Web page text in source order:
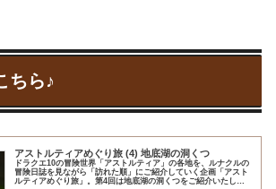
ちら♪
アストルティアめぐり旅 (4) 地底湖の洞くつ
ドラクエ10の冒険世界「アストルティア」の各地を、ルナクルの
冒険日誌を見ながら「訪れた順」にご紹介していく企画「アスト
ルティアめぐり旅」。第4回は地底湖の洞くつをご紹介いたしま